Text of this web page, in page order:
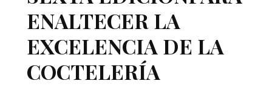
ENALTECER LA
EXCELENCIA DE LA
COCTELERÍA